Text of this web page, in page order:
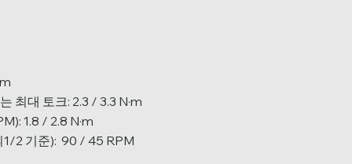
최대 토크: 2.3 / 3.3 N·m
1.8 / 2.8 N·m
1/2 기준): 90 / 45 RPM